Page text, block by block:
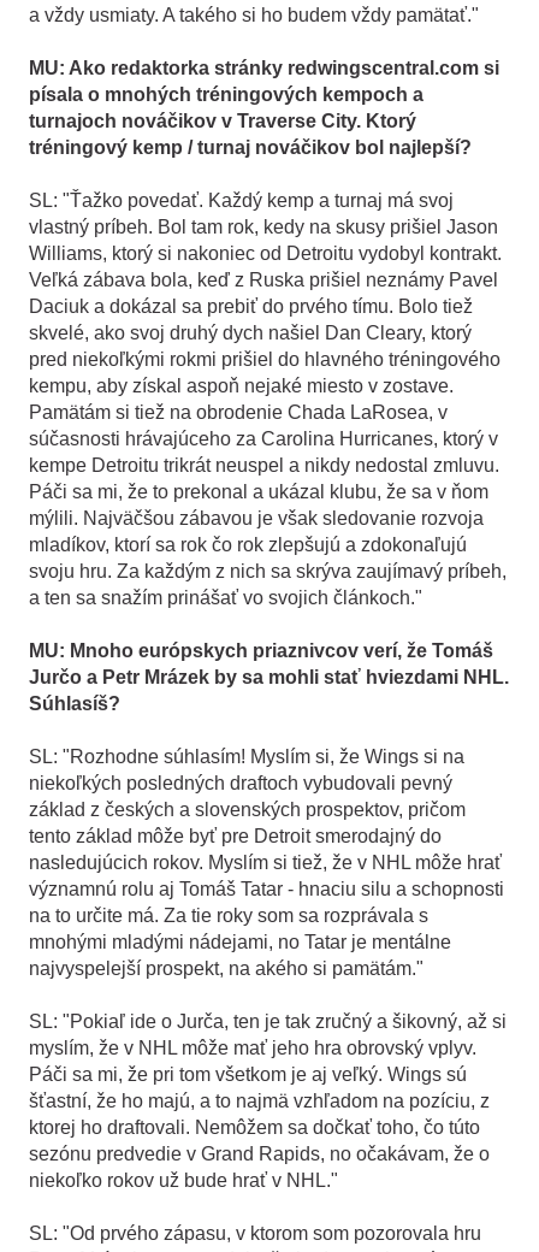
a vždy usmiaty. A takého si ho budem vždy pamätať."
MU: Ako redaktorka stránky redwingscentral.com si
písala o mnohých tréningových kempoch a
turnajoch nováčikov v Traverse City. Ktorý
tréningový kemp / turnaj nováčikov bol najlepší?
SL: "Ťažko povedať. Každý kemp a turnaj má svoj
vlastný príbeh. Bol tam rok, kedy na skusy prišiel Jason
Williams, ktorý si nakoniec od Detroitu vydobyl kontrakt.
Veľká zábava bola, keď z Ruska prišiel neznámy Pavel
Daciuk a dokázal sa prebiť do prvého tímu. Bolo tiež
skvelé, ako svoj druhý dych našiel Dan Cleary, ktorý
pred niekoľkými rokmi prišiel do hlavného tréningového
kempu, aby získal aspoň nejaké miesto v zostave.
Pamätám si tiež na obrodenie Chada LaRosea, v
súčasnosti hrávajúceho za Carolina Hurricanes, ktorý v
kempe Detroitu trikrát neuspel a nikdy nedostal zmluvu.
Páči sa mi, že to prekonal a ukázal klubu, že sa v ňom
mýlili. Najväčšou zábavou je však sledovanie rozvoja
mladíkov, ktorí sa rok čo rok zlepšujú a zdokonaľujú
svoju hru. Za každým z nich sa skrýva zaujímavý príbeh,
a ten sa snažím prinášať vo svojich článkoch."
MU: Mnoho európskych priaznivcov verí, že Tomáš
Jurčo a Petr Mrázek by sa mohli stať hviezdami NHL.
Súhlasíš?
SL: "Rozhodne súhlasím! Myslím si, že Wings si na
niekoľkých posledných draftoch vybudovali pevný
základ z českých a slovenských prospektov, pričom
tento základ môže byť pre Detroit smerodajný do
nasledujúcich rokov. Myslím si tiež, že v NHL môže hrať
významnú rolu aj Tomáš Tatar - hnaciu silu a schopnosti
na to určite má. Za tie roky som sa rozprávala s
mnohými mladými nádejami, no Tatar je mentálne
najvyspelejší prospekt, na akého si pamätám."
SL: "Pokiaľ ide o Jurča, ten je tak zručný a šikovný, až si
myslím, že v NHL môže mať jeho hra obrovský vplyv.
Páči sa mi, že pri tom všetkom je aj veľký. Wings sú
šťastní, že ho majú, a to najmä vzhľadom na pozíciu, z
ktorej ho draftovali. Nemôžem sa dočkať toho, čo túto
sezónu predvedie v Grand Rapids, no očakávam, že o
niekoľko rokov už bude hrať v NHL."
SL: "Od prvého zápasu, v ktorom som pozorovala hru